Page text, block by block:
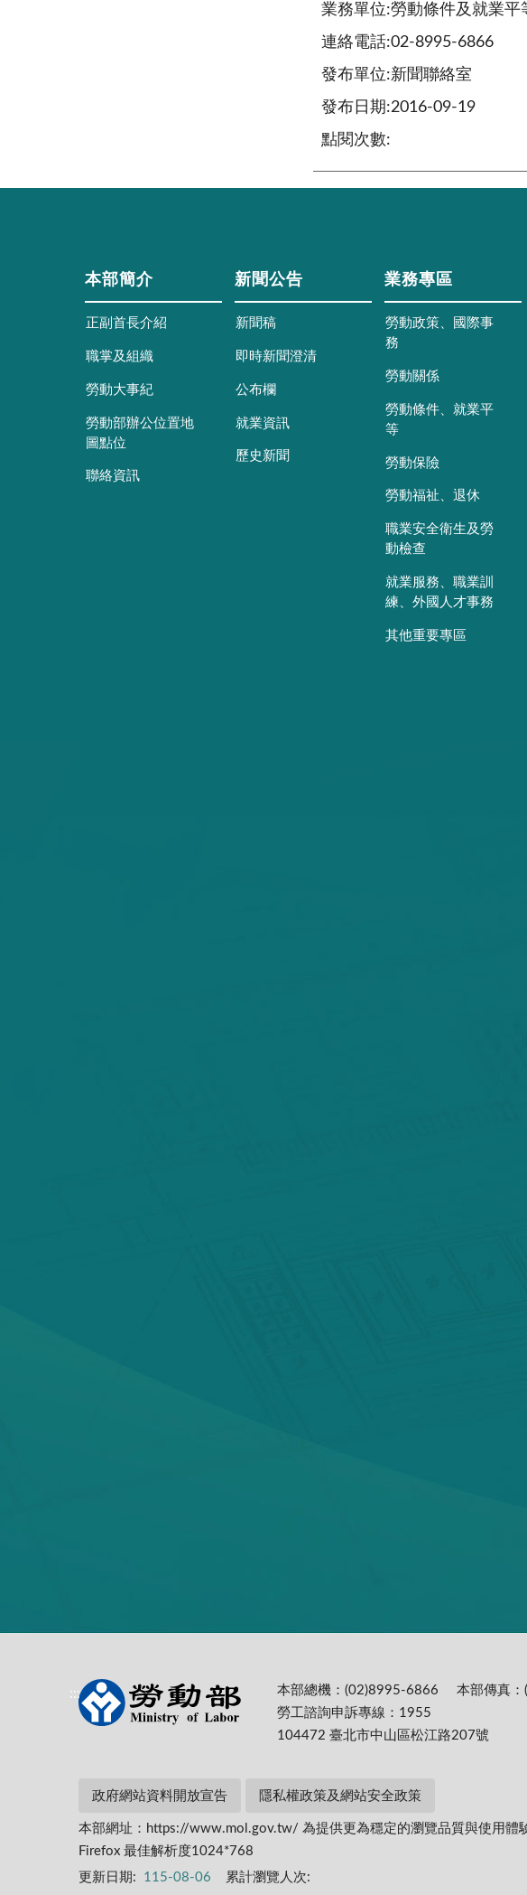
業務單位:勞動條件及就業平
連絡電話:02-8995-6866
發布單位:新聞聯絡室
發布日期:2016-09-19
點閱次數:
本部簡介
正副首長介紹
職掌及組織
勞動大事紀
勞動部辦公位置地
圖點位
聯絡資訊
新聞公告
新聞稿
即時新聞澄清
公布欄
就業資訊
歷史新聞
業務專區
勞動政策、國際事
務
勞動關係
勞動條件、就業平
等
勞動保險
勞動福祉、退休
職業安全衛生及勞
動檢查
就業服務、職業訓
練、外國人才事務
其他重要專區
::: 本部總機：(02)8995-6866
本部傳真
勞工諮詢申訴專線：1955
104472 臺北市中山區松江路207號
政府網站資料開放宣告 隱私權政策及網站安全政策
本部網址：https://www.mol.gov.tw/ 為提供更為穩定的瀏覽品質與使用體
Firefox 最佳解析度1024*768
更新日期:
115-08-06 累計瀏覽人次: